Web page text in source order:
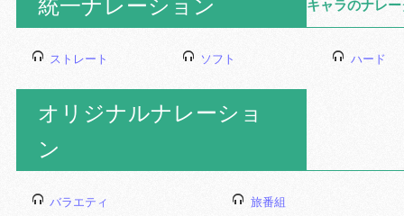
キャラのナレ
ストレート ソフト ハード
オリジナルナレーショ
ン
バラエティ 旅番組